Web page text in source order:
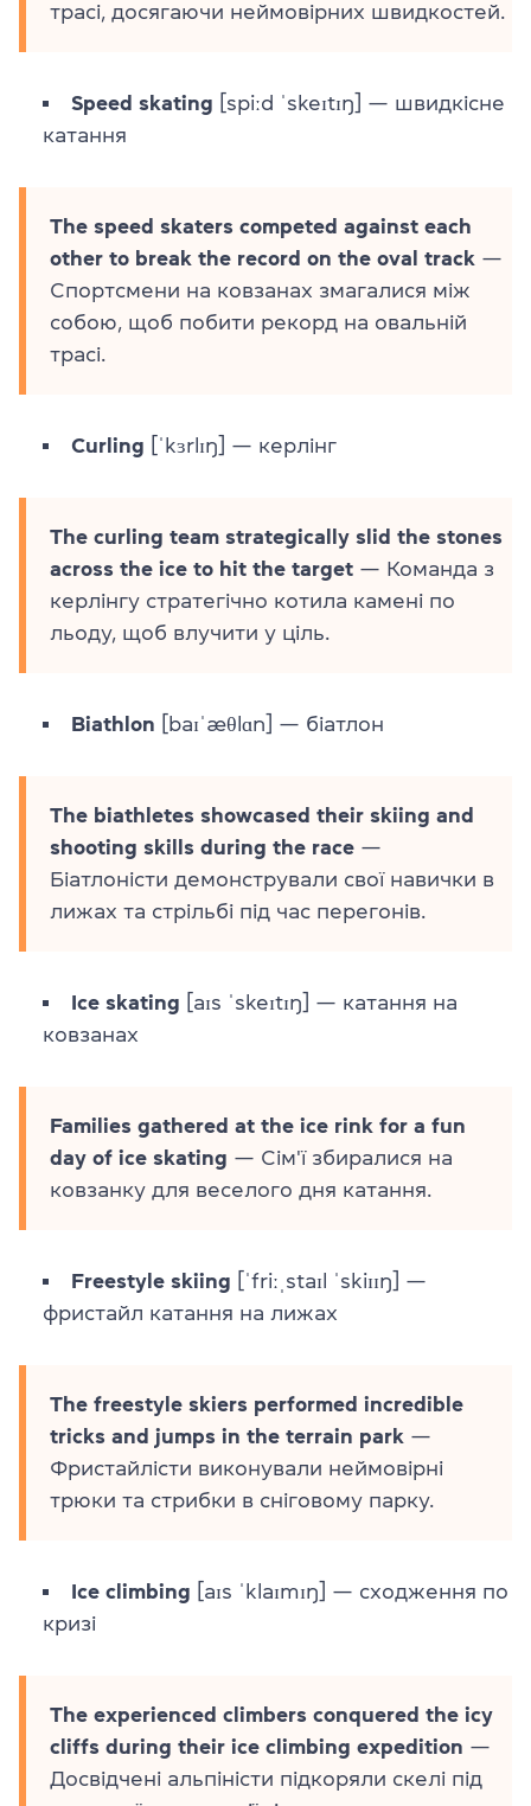
трасі, досягаючи неймовірних швидкостей.
Speed skating [spiːd ˈskeɪtɪŋ] — швидкісне
катання
The speed skaters competed against each
other to break the record on the oval track —
Спортсмени на ковзанах змагалися між
собою, щоб побити рекорд на овальній
трасі.
Curling [ˈkɜrlɪŋ] — керлінг
The curling team strategically slid the stones
across the ice to hit the target — Команда з
керлінгу стратегічно котила камені по
льоду, щоб влучити у ціль.
Biathlon [baɪˈæθlɑn] — біатлон
The biathletes showcased their skiing and
shooting skills during the race —
Біатлоністи демонстрували свої навички в
лижах та стрільбі під час перегонів.
Ice skating [aɪs ˈskeɪtɪŋ] — катання на
ковзанах
Families gathered at the ice rink for a fun
day of ice skating — Сім'ї збиралися на
ковзанку для веселого дня катання.
Freestyle skiing [ˈfriːˌstaɪl ˈskiɪɪŋ] —
фристайл катання на лижах
The freestyle skiers performed incredible
tricks and jumps in the terrain park —
Фристайлісти виконували неймовірні
трюки та стрибки в сніговому парку.
Ice climbing [aɪs ˈklaɪmɪŋ] — сходження по
кризі
The experienced climbers conquered the icy
cliffs during their ice climbing expedition —
Досвідчені альпіністи підкоряли скелі під